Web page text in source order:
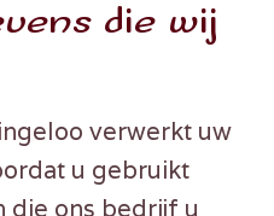
die wij
verwerkt uw
u gebruikt
die ons bedrijf u